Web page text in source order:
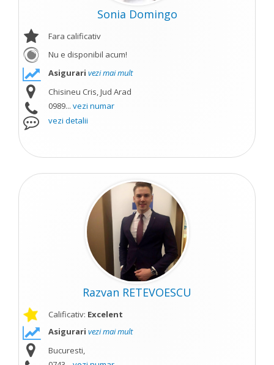
Sonia Domingo
Fara calificativ
Nu e disponibil acum!
Asigurari vezi mai mult
Chisineu Cris, Jud Arad
0989... vezi numar
vezi detalii
Razvan RETEVOESCU
Calificativ: Excelent
Asigurari vezi mai mult
Bucuresti,